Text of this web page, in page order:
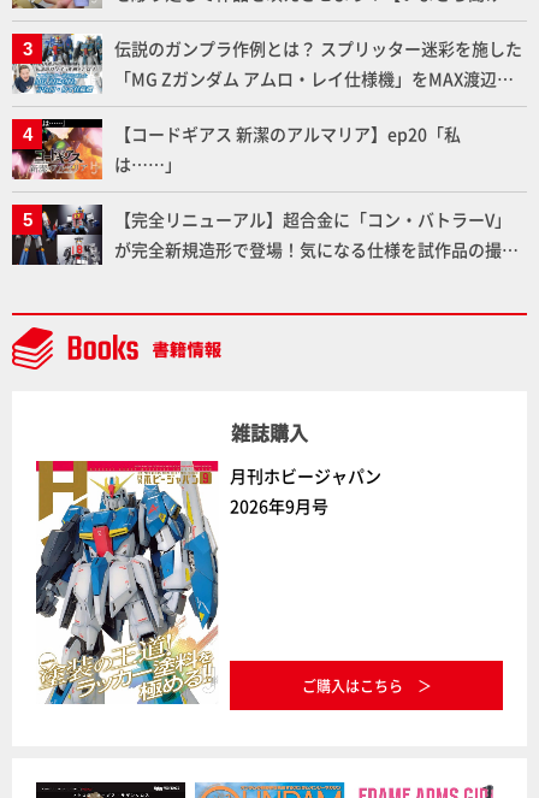
いプラモデルの基礎：スジ彫りとパネルライン】
伝説のガンプラ作例とは？ スプリッター迷彩を施した
「MG Zガンダム アムロ・レイ仕様機」をMAX渡辺が
ふたたび塗る!!【試し読み】
【コードギアス 新潔のアルマリア】ep20「私
は……」
【完全リニューアル】超合金に「コン・バトラーV」
が完全新規造形で登場！気になる仕様を試作品の撮り
ト」セット情報もお届け！【超合金の魂】
雑誌購入
月刊ホビージャパン
2026年9月号
ご購入はこちら